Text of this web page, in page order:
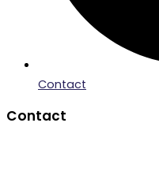
Contact
Contact